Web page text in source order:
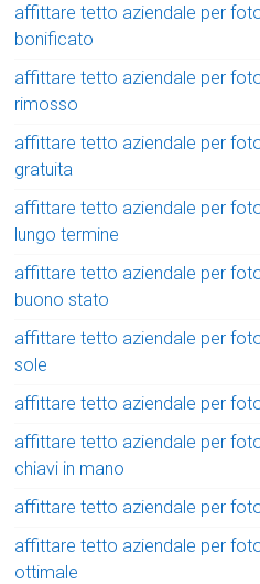
affittare tetto aziendale per
bonificato
affittare tetto aziendale per
rimosso
affittare tetto aziendale per
gratuita
affittare tetto aziendale per
lungo termine
affittare tetto aziendale per
buono stato
affittare tetto aziendale per
sole
affittare tetto aziendale per
affittare tetto aziendale per
chiavi in mano
affittare tetto aziendale per
affittare tetto aziendale per
ottimale